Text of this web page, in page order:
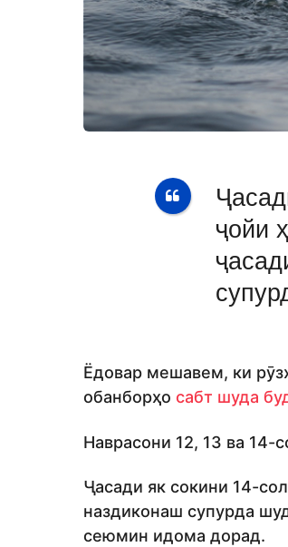
ҷойи
Ёдовар мешавем, ки
обанборҳо сабт шуда
Наврасони 12, 13 ва 14-
Ҷасади як сокини 14-
наздиконаш супурда
сеюмин идома дорад.